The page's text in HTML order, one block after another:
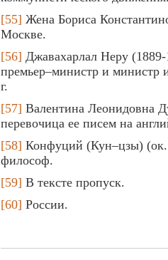
[55] Жена Бориса
Москве.
[56] Джавахарлал Неру
премьер–министр и министр
г.
[57] Валентина Леонидовна
перевочица ее писем на
[58] Конфуций (Кун–цзы) (ок.
философ.
[59] В тексте пропуск.
[60] России.